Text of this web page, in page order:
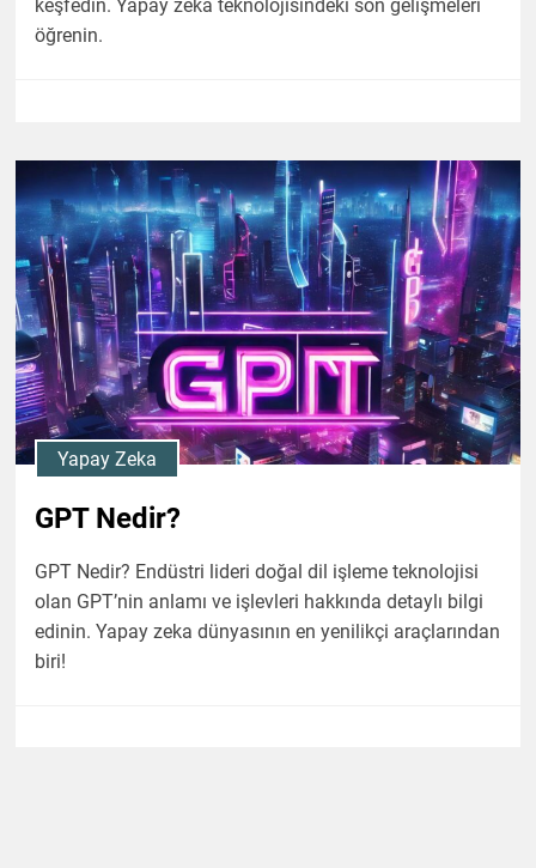
keşfedin. Yapay zeka teknolojisindeki son gelişmeleri
öğrenin.
Yapay Zeka
GPT Nedir?
GPT Nedir? Endüstri lideri doğal dil işleme teknolojisi
olan GPT’nin anlamı ve işlevleri hakkında detaylı bilgi
edinin. Yapay zeka dünyasının en yenilikçi araçlarından
biri!